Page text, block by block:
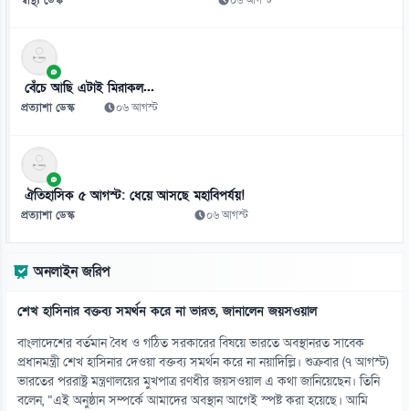
১১
১০ বছরের জ্বালানি পরিকল্পনা সংসদে তুলে ধরবে সরকার: প্রধানমন্ত্রী
০৯ আগস্ট
১২
সালমান শাহ হত্যা মামলায় ডন আটক
০৯ আগস্ট
০৯ আগস্ট
১৪
সুদ ছাড়াই পাঁচ হাজার টাকার ডিজিটাল ঋণের উদ্যোগ
০৯ আগস্ট
১৫
বেঁচে আছি এটাই মিরাকল...
প্রত্যাশা ডেস্ক ০৬ আগস্ট
ঐতিহাসিক ৫ আগস্ট: ধেয়ে আসছে মহাবিপর্যয়!
প্রত্যাশা ডেস্ক ০৬ আগস্ট
অনলাইন জরিপ
শেখ হাসিনার বক্তব্য সমর্থন করে না ভারত, জানালেন জয়সওয়াল
বাংলাদেশের বর্তমান বৈধ ও গঠিত সরকারের বিষয়ে ভারতে অবস্থানরত সাবেক
প্রধানমন্ত্রী শেখ হাসিনার দেওয়া বক্তব্য সমর্থন করে না নয়াদিল্লি। শুক্রবার (৭ আগস্ট)
ভারতের পররাষ্ট্র মন্ত্রণালয়ের মুখপাত্র রণধীর জয়সওয়াল এ কথা জানিয়েছেন। তিনি
বলেন, “এই অনুষ্ঠান সম্পর্কে আমাদের অবস্থান আগেই স্পষ্ট করা হয়েছে। আমি